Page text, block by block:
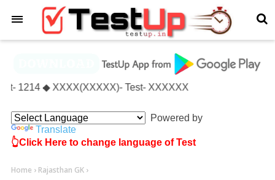
◆ XXXX(XXXXX)- Test- XXXXXX
Powered by
Translate
👆Click Here to change language of Test
Home › Rajasthan GK ›